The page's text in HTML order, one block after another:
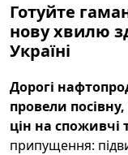
Готуйте
нову хвилю
Україні
Дорогі
провели
цін на споживчі
припущення: